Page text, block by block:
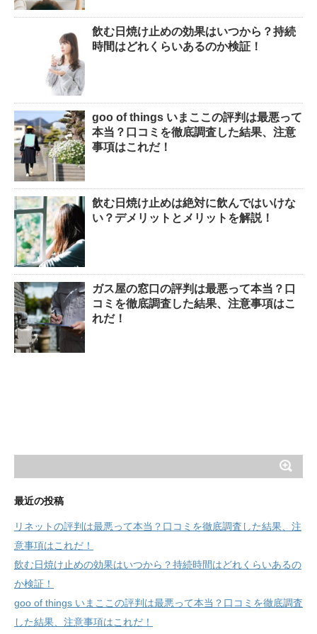
飲む日焼け止めの効果はいつから？持続
時間はどれくらいあるのか検証！
goo of things いまここの評判は最悪って
本当？口コミを徹底調査した結果、注意
事項はこれだ！
飲む日焼け止めは絶対に飲んではいけな
い？デメリットとメリットを解説！
ガス屋の窓口の評判は最悪って本当？口
コミを徹底調査した結果、注意事項はこ
れだ！
最近の投稿
リネットの評判は最悪って本当？口コミを徹底調査した結果、注
意事項はこれだ！
飲む日焼け止めの効果はいつから？持続時間はどれくらいあるの
か検証！
goo of things いまここの評判は最悪って本当？口コミを徹底調査
した結果、注意事項はこれだ！